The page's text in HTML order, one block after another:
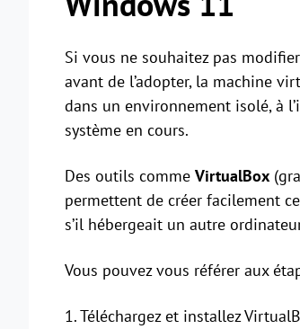
Si vous ne souhaitez pas
avant de l’adopter, la machine
dans un environnement isolé, à
système en cours.
Des outils comme VirtualBox
permettent de créer facilement
s’il hébergeait un autre
Vous pouvez vous référer aux
1. Téléchargez et installez